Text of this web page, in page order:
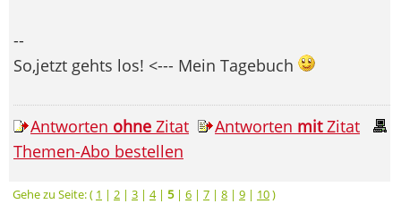
--
So,jetzt gehts los! <--- Mein Tagebuch
Antworten ohne Zitat Antworten mitZitat
Themen-Abo bestellen
Gehe zu Seite: ( 1 | 2 | 3 | 4| 5| 6 | 7 | 8 | 9 | 10)